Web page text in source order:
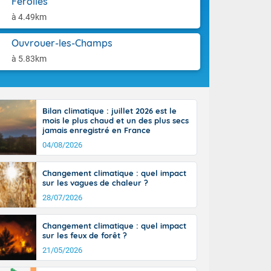
à 4.49km
Ouvrouer-les-Champs
à 5.83km
le Poitou-
8 à 13
26 sur le
le sud-
Bilan climatique : juillet 2026 est le
mois le plus chaud et un des plus secs
jamais enregistré en France
04/08/2026
Changement climatique : quel impact
sur les vagues de chaleur ?
28/07/2026
Changement climatique : quel impact
sur les feux de forêt ?
21/05/2026